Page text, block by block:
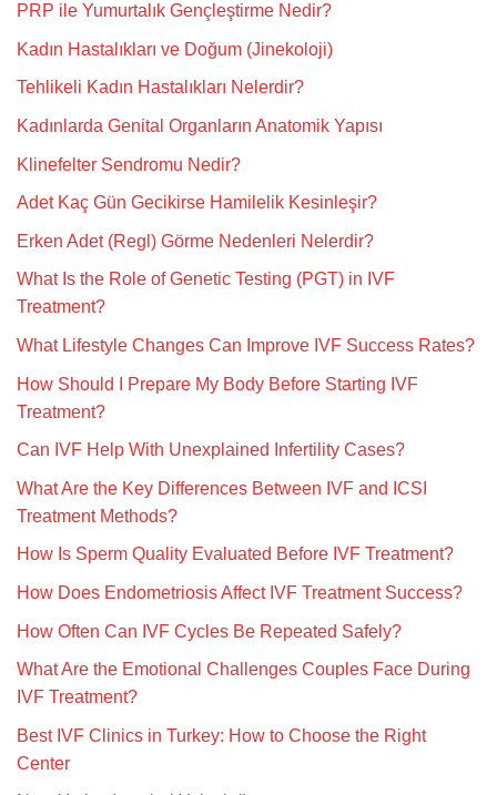
PRP ile Yumurtalık Gençleştirme Nedir?
Kadın Hastalıkları ve Doğum (Jinekoloji)
Tehlikeli Kadın Hastalıkları Nelerdir?
Kadınlarda Genital Organların Anatomik Yapısı
Klinefelter Sendromu Nedir?
Adet Kaç Gün Gecikirse Hamilelik Kesinleşir?
Erken Adet (Regl) Görme Nedenleri Nelerdir?
What Is the Role of Genetic Testing (PGT) in IVF
Treatment?
What Lifestyle Changes Can Improve IVF Success Rates?
How Should I Prepare My Body Before Starting IVF
Treatment?
Can IVF Help With Unexplained Infertility Cases?
What Are the Key Differences Between IVF and ICSI
Treatment Methods?
How Is Sperm Quality Evaluated Before IVF Treatment?
How Does Endometriosis Affect IVF Treatment Success?
How Often Can IVF Cycles Be Repeated Safely?
What Are the Emotional Challenges Couples Face During
IVF Treatment?
Best IVF Clinics in Turkey: How to Choose the Right
Center